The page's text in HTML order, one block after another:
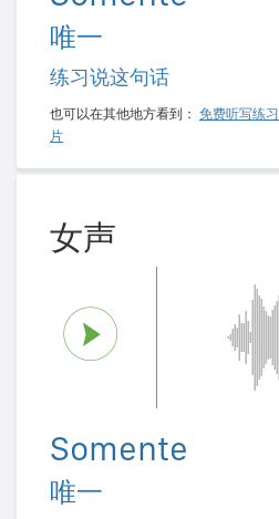
唯一
练习说这句话
也可以在其他地方看到： 免费听写练习
片
女声
Somente
唯一